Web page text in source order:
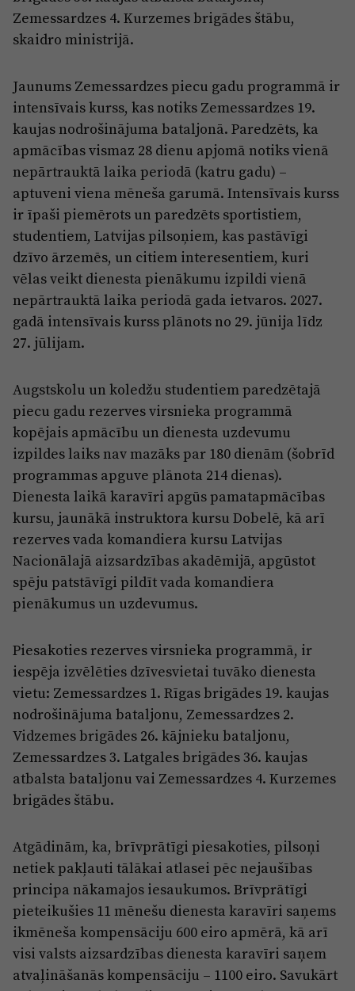
Zemessardzes 4. Kurzemes brigādes štābu,
skaidro ministrijā.
Jaunums Zemessardzes piecu gadu programmā ir
intensīvais kurss, kas notiks Zemessardzes 19.
kaujas nodrošinājuma bataljonā. Paredzēts, ka
apmācības vismaz 28 dienu apjomā notiks vienā
nepārtrauktā laika periodā (katru gadu) ‒
aptuveni viena mēneša garumā. Intensīvais kurss
ir īpaši piemērots un paredzēts sportistiem,
studentiem, Latvijas pilsoņiem, kas pastāvīgi
dzīvo ārzemēs, un citiem interesentiem, kuri
vēlas veikt dienesta pienākumu izpildi vienā
nepārtrauktā laika periodā gada ietvaros. 2027.
gadā intensīvais kurss plānots no 29. jūnija līdz
27. jūlijam.
Augstskolu un koledžu studentiem paredzētajā
piecu gadu rezerves virsnieka programmā
kopējais apmācību un dienesta uzdevumu
izpildes laiks nav mazāks par 180 dienām (šobrīd
programmas apguve plānota 214 dienas).
Dienesta laikā karavīri apgūs pamatapmācības
kursu, jaunākā instruktora kursu Dobelē, kā arī
rezerves vada komandiera kursu Latvijas
Nacionālajā aizsardzības akadēmijā, apgūstot
spēju patstāvīgi pildīt vada komandiera
pienākumus un uzdevumus.
Piesakoties rezerves virsnieka programmā, ir
iespēja izvēlēties dzīvesvietai tuvāko dienesta
vietu: Zemessardzes 1. Rīgas brigādes 19. kaujas
nodrošinājuma bataljonu, Zemessardzes 2.
Vidzemes brigādes 26. kājnieku bataljonu,
Zemessardzes 3. Latgales brigādes 36. kaujas
atbalsta bataljonu vai Zemessardzes 4. Kurzemes
brigādes štābu.
Atgādinām, ka, brīvprātīgi piesakoties, pilsoņi
netiek pakļauti tālākai atlasei pēc nejaušības
principa nākamajos iesaukumos. Brīvprātīgi
pieteikušies 11 mēnešu dienesta karavīri saņems
ikmēneša kompensāciju 600 eiro apmērā, kā arī
visi valsts aizsardzības dienesta karavīri saņem
atvaļināšanās kompensāciju ‒ 1100 eiro. Savukārt